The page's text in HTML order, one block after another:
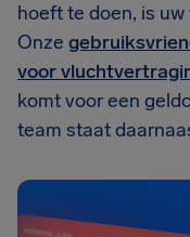
hoeft te doen, is
Onze
voor
komt voor een
team staat